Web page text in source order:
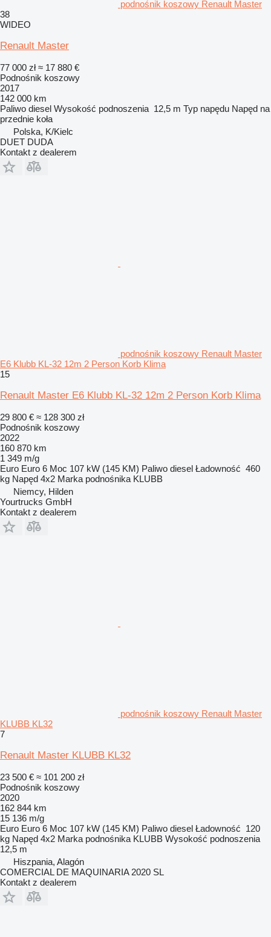
podnośnik koszowy Renault Master
38
WIDEO
Renault Master
77 000 zł ≈ 17 880 €
Podnośnik koszowy
2017
142 000 km
Paliwo diesel Wysokość podnoszenia 12,5 m Typ napędu Napęd na
przednie koła
Polska, K/Kielc
DUET DUDA
Kontakt z dealerem
podnośnik koszowy Renault Master
E6 Klubb KL-32 12m 2 Person Korb Klima
15
Renault Master E6 Klubb KL-32 12m 2 Person Korb Klima
29 800 € ≈ 128 300 zł
Podnośnik koszowy
2022
160 870 km
1 349 m/g
Euro Euro 6 Moc 107 kW (145 KM) Paliwo diesel Ładowność 460
kg Napęd 4x2 Marka podnośnika KLUBB
Niemcy, Hilden
Yourtrucks GmbH
Kontakt z dealerem
podnośnik koszowy Renault Master
KLUBB KL32
7
Renault Master KLUBB KL32
23 500 € ≈ 101 200 zł
Podnośnik koszowy
2020
162 844 km
15 136 m/g
Euro Euro 6 Moc 107 kW (145 KM) Paliwo diesel Ładowność 120
kg Napęd 4x2 Marka podnośnika KLUBB Wysokość podnoszenia
12,5 m
Hiszpania, Alagón
COMERCIAL DE MAQUINARIA 2020 SL
Kontakt z dealerem